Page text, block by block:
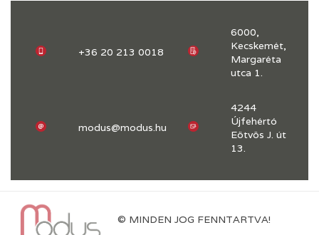
+36 20 213 0018
6000,
Kecskemét,
Margaréta
utca 1.
modus@modus.hu
4244
Újfehértó
Eötvös J. út
13.
© MINDEN JOG FENNTARTVA!